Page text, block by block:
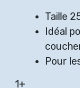
Taille
Idéal
Pour
1+